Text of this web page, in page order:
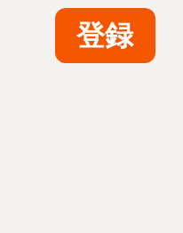
登録